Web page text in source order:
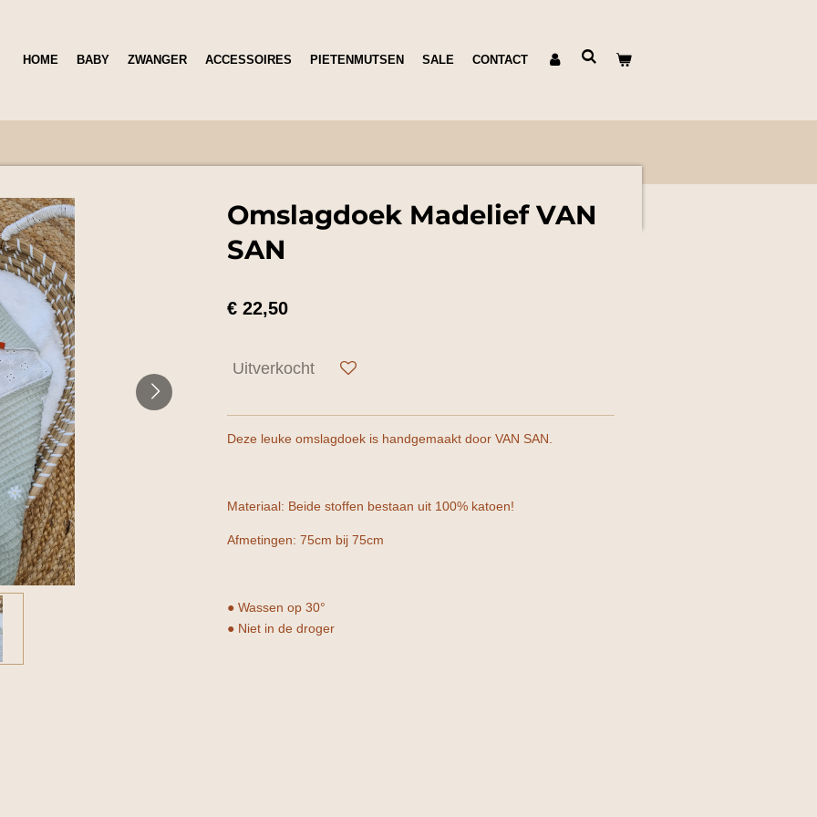
HOME BABY ZWANGER ACCESSOIRES PIETENMUTSEN SALE CONTACT
Omslagdoek Madelief VAN
SAN
€ 22,50
Uitverkocht
Deze leuke omslagdoek is handgemaakt door VAN SAN.
Materiaal: Beide stoffen bestaan uit 100% katoen!
Afmetingen: 75cm bij 75cm
● Wassen op 30°
● Niet in de droger